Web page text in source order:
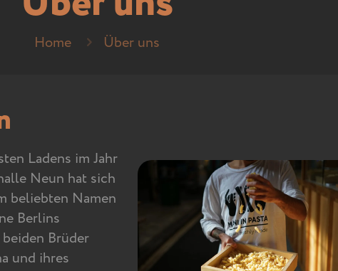
Home Über uns
Ladens im Jahr
Neun hat sich
beliebten Namen
Berlins
Brüder
und ihres